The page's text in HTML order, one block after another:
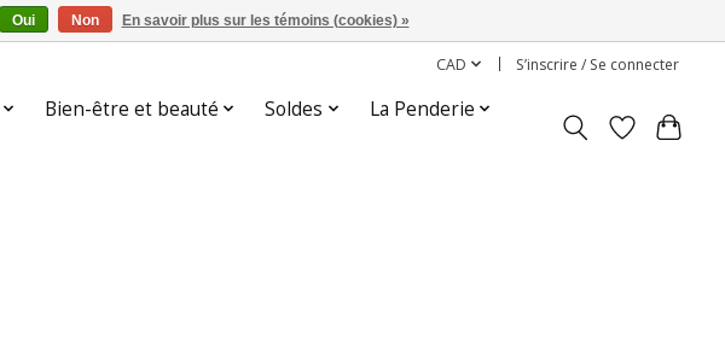
CAD S’inscrire / Se connecter
Bien-être et beauté Soldes
La Penderie
Oui Non En savoir plus sur les témoins (cookies) »